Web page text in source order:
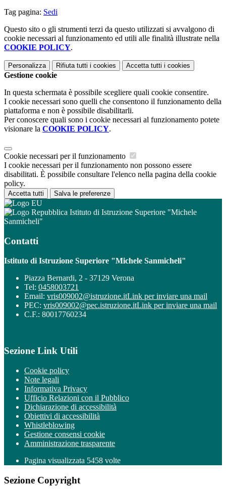
Tag pagina: Sedi
Questo sito o gli strumenti terzi da questo utilizzati si avvalgono di
cookie necessari al funzionamento ed utili alle finalità illustrate nella
COOKIE POLICY.
Personalizza Rifiuta tutti i cookies Accetta tutti i cookies
Gestione cookie
In questa schermata è possibile scegliere quali cookie consentire.
I cookie necessari sono quelli che consentono il funzionamento della
piattaforma e non è possibile disabilitarli.
Per conoscere quali sono i cookie necessari al funzionamento potete
visionare la COOKIE POLICY.
Cookie necessari per il funzionamento
I cookie necessari per il funzionamento non possono essere
disabilitati. È possibile consultare l'elenco nella pagina della cookie
policy.
Accetta tutti Salva le preferenze
Istituto di Istruzione Superiore "Michele
Sanmicheli"
Contatti
Istituto di Istruzione Superiore "Michele Sanmicheli"
Piazza Bernardi, 2 - 37129 Verona
Tel: 0458003721
Email: vris009002@istruzione.itLink per inviare una mail
PEC: vris009002@pec.istruzione.itLink per inviare una mail
C.F.: 80017760234
Sezione Link Utili
Cookie policy
Note legali
Informativa Privacy
Ufficio Relazioni con il Pubblico
Dichiarazione di accessibilità
Obiettivi di accessibilità
Whistleblowing
Gestione consensi cookie
Amministrazione trasparente
Pagina visualizzata 5458 volte
Sezione Copyright